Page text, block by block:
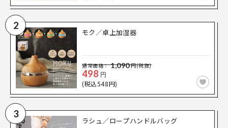
2
モク／卓上加湿器
通常価格： 1,090円(税抜)
498 円
(税込548円)
3
ラシュ／ロープハンドルバッグ